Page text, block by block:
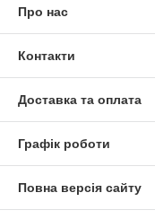
Про нас
Контакти
Доставка та оплата
Графік роботи
Повна версія сайту